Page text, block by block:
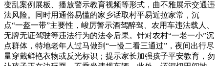
变乱案例展板、播放警示教育视频等形式，曲不雅展示交通违
法风险。同时用通俗易懂的家乡话取村平易近拉家常，沉
点“一盔一带”主要性，峻厉警示酒驾醉驾、农用车违法载人、
无牌无证驾驶等违法行为的法令后果。针对农村“一老一小”沉
点群体，特地老年人过马做到“一慢二看三通过”，夜间出行尽
量穿戴鲜艳衣物或反光标识；提示家长加强孩子平安教育，勿